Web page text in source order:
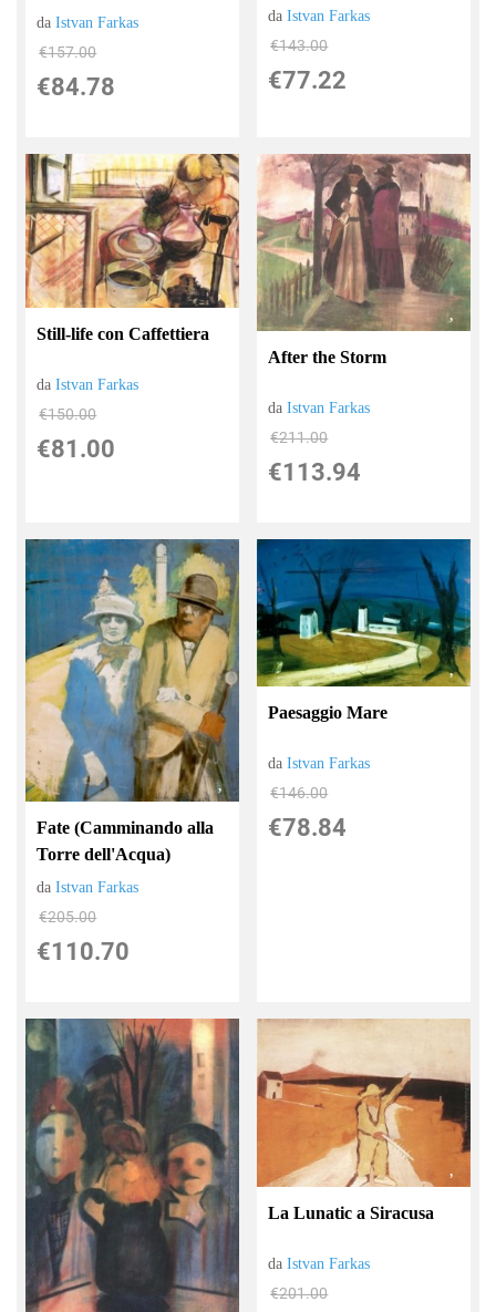
daIstvan Farkas
€157.00
€84.78
daIstvan Farkas
€143.00
€77.22
Still-life con Caffettiera
daIstvan Farkas
€150.00
€81.00
After the Storm
daIstvan Farkas
€211.00
€113.94
Fate (Camminando alla
Torre dell'Acqua)
daIstvan Farkas
€205.00
€110.70
Paesaggio Mare
daIstvan Farkas
€146.00
€78.84
La Lunatic a Siracusa
daIstvan Farkas
€201.00